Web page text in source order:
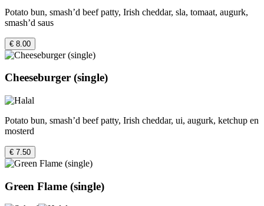
Potato bun, smash’d beef patty, Irish cheddar, sla, tomaat, augurk,
smash’d saus
€ 8.00
Cheeseburger (single)
Potato bun, smash’d beef patty, Irish cheddar, ui, augurk, ketchup en
mosterd
€ 7.50
Green Flame (single)